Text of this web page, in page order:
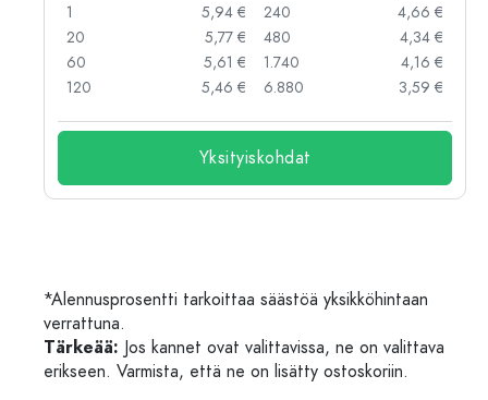
1
5,94 €
20
5,77 €
60
5,61 €
120
5,46 €
240
4,66 €
480
4,34 €
1.740
4,16 €
6.880
3,59 €
Yksityiskohdat
*Alennusprosentti tarkoittaa säästöä yksikköhintaan
verrattuna.
Tärkeää: Jos kannet ovat valittavissa, ne on valittava
erikseen. Varmista, että ne on lisätty ostoskoriin.